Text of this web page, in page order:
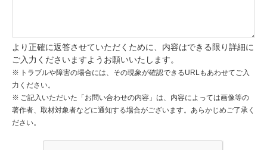
より正確に返答させていただくために、内容はできる限り詳細に
ご入力くださいますようお願いいたします。
トラブルや障害の場合には、その現象が確認できるURLもあわせてご入
力ください。
ご記入いただいた「お問い合わせの内容」は、内容によっては画像等の
著作者、取材対象者などに通知する場合がございます。あらかじめご了承く
ださい。